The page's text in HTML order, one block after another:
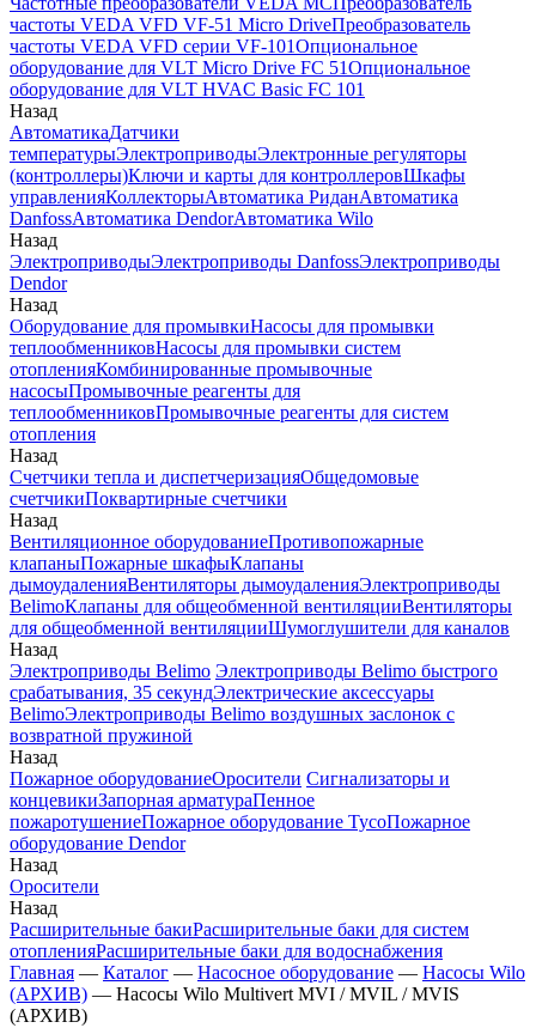
частоты VEDA VFD VF-51 Micro DriveПреобразователь
частоты VEDA VFD серии VF-101Опциональное
оборудование для VLT Micro Drive FC 51Опциональное
оборудование для VLT HVAC Basic FC 101
Назад
АвтоматикаДатчики
температурыЭлектроприводыЭлектронные регуляторы
(контроллеры)Ключи и карты для контроллеровШкафы
управленияКоллекторыАвтоматика РиданАвтоматика
DanfossАвтоматика DendorАвтоматика Wilo
Назад
ЭлектроприводыЭлектроприводы DanfossЭлектроприводы
Dendor
Назад
Оборудование для промывкиНасосы для промывки
теплообменниковНасосы для промывки систем
отопленияКомбинированные промывочные
насосыПромывочные реагенты для
теплообменниковПромывочные реагенты для систем
отопления
Назад
Счетчики тепла и диспетчеризацияОбщедомовые
счетчикиПоквартирные счетчики
Назад
Вентиляционное оборудованиеПротивопожарные
клапаныПожарные шкафыКлапаны
дымоудаленияВентиляторы дымоудаленияЭлектроприводы
BelimoКлапаны для общеобменной вентиляцииВентиляторы
для общеобменной вентиляцииШумоглушители для каналов
Назад
Электроприводы Belimo Электроприводы Belimo быстрого
срабатывания, 35 секундЭлектрические аксессуары
BelimoЭлектроприводы Belimo воздушных заслонок c
возвратной пружиной
Назад
Пожарное оборудованиеОросители Сигнализаторы и
концевикиЗапорная арматураПенное
пожаротушениеПожарное оборудование TycoПожарное
оборудование Dendor
Назад
Оросители
Назад
Расширительные бакиРасширительные баки для систем
отопленияРасширительные баки для водоснабжения
Главная — Каталог — Насосное оборудование — Насосы Wilo
(АРХИВ) — Насосы Wilo Multivert MVI / MVIL / MVIS
(АРХИВ)